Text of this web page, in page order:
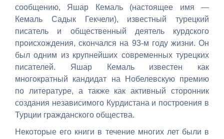
сообщению, Яшар Кемаль (настоящее имя —
Кемаль Садык Гекчели), известный турецкий
писатель и общественный деятель курдского
происхождения, скончался на 93-м году жизни. Он
был одним из крупнейших современных турецких
писателей. Яшар Кемаль известен как
многократный кандидат на Нобелевскую премию
по литературе, а также как активный сторонник
создания независимого Курдистана и построения в
Турции гражданского общества.
Некоторые его книги в течение многих лет были в